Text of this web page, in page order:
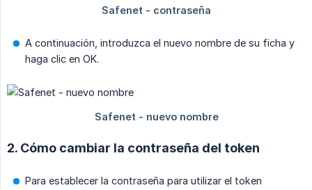
A continuación, introduzca el nuevo nombre de su ficha y
haga clic en OK.
2. Cómo cambiar la contraseña del token
Para establecer la contraseña para utilizar el token